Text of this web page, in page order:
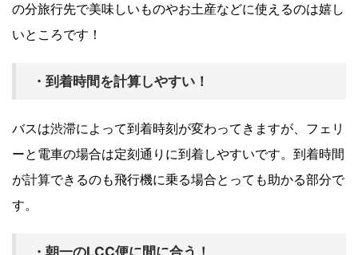
の分旅行先で美味しいものやお土産などに使えるのは嬉し
いところです！
・到着時間を計算しやすい！
バスは渋滞によって到着時刻が変わってきますが、フェリ
ーと電車の場合は定刻通りに到着しやすいです。到着時間
が計算できるのも飛行機に乗る場合とっても助かる部分で
す。